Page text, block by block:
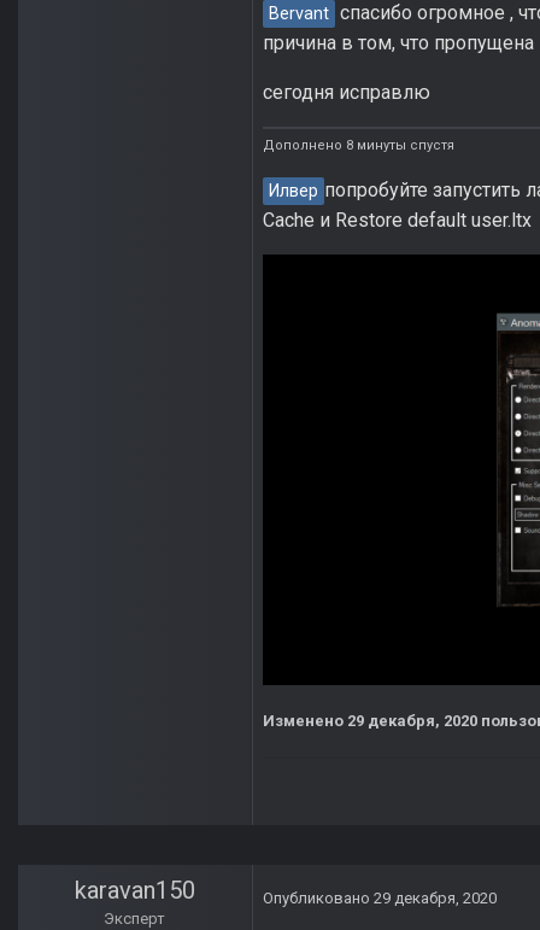
Bervant спасибо огромное ,
причина в том, что пропущена
сегодня исправлю
Дополнено 8 минуты спустя
Илвер попробуйте запустить
Cache и Restore default user.ltx
Изменено 29 декабря, 2020
karavan150
Эксперт
Опубликовано 29 декабря, 2020